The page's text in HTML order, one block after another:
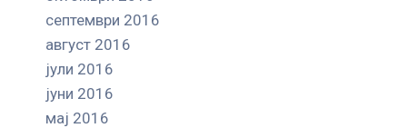
септември 2016
август 2016
јули 2016
јуни 2016
мај 2016